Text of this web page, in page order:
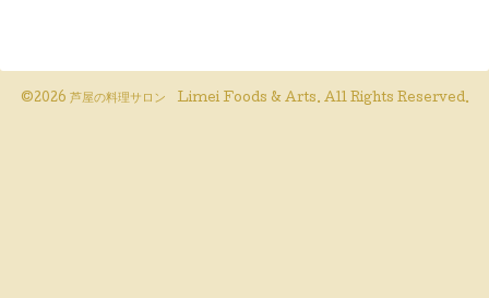
©2026 芦屋の料理サロン Limei Foods & Arts. All Rights Reserved.